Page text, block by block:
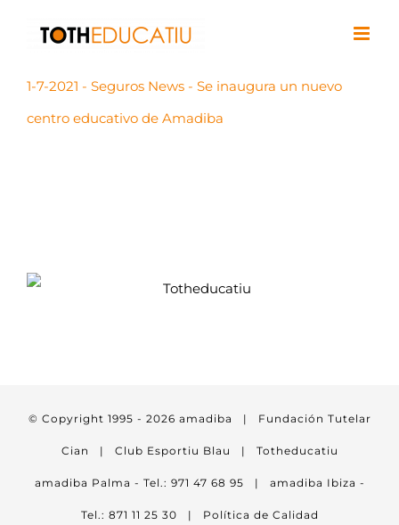
contenido
1-7-2021 - Seguros News - Se inaugura un nuevo
centro educativo de Amadiba
© Copyright 1995 - 2026 amadiba | Fundación Tutelar
Cian | Club Esportiu Blau | Totheducatiu
amadiba Palma - Tel.: 971 47 68 95 | amadiba Ibiza -
Tel.: 871 11 25 30 | Política de Calidad